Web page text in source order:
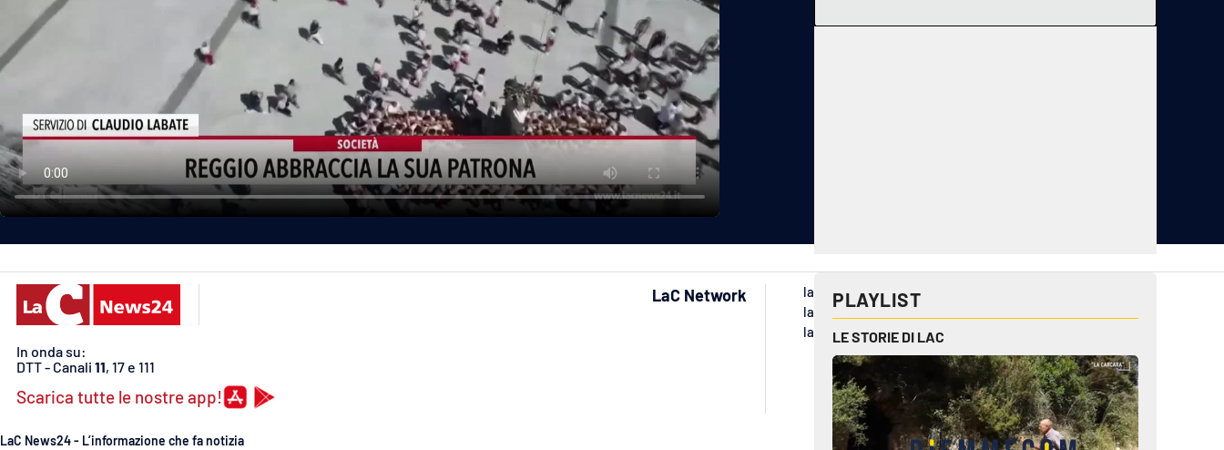
Cronaca
Politica
Sanità
Good Morning Vietnam
PLAYLIST
LE STORIE DI LAC
In onda su:
DTT - Canali 11, 17 e 111
Scarica tutte le nostre app!
LaC Network
lacplay.it
lactv.it
laconair.it
ilreggino.it
cosenzachannel.it
ilvibonese.it
catanzarochannel.it
LaC News24 - L’informazione che fa notizia